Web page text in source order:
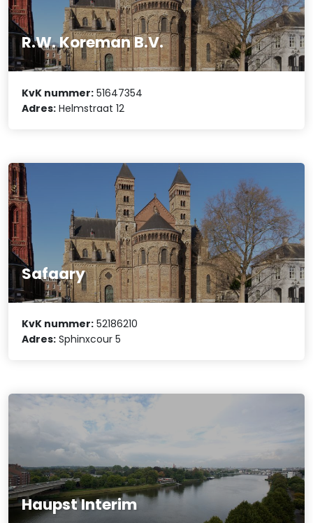
R.W. Koreman B.V.
KvK nummer: 51647354
Adres: Helmstraat 12
Safaary
KvK nummer: 52186210
Adres: Sphinxcour 5
Haupst Interim